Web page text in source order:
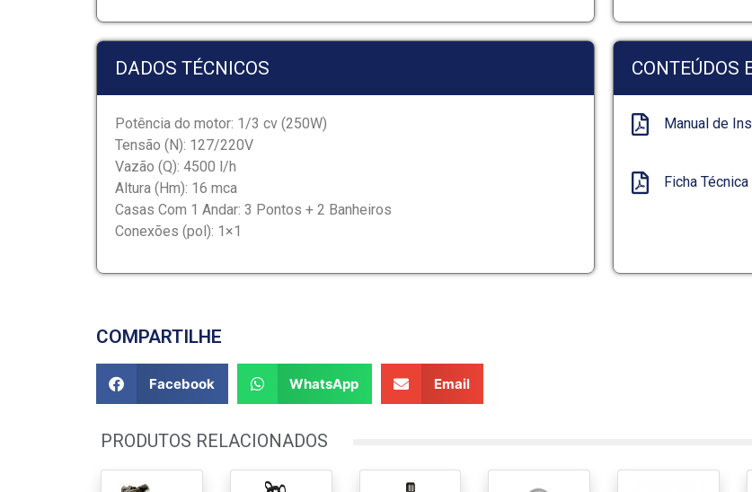
DADOS TÉCNICOS
Potência do motor: 1/3 cv (250W)
Tensão (N): 127/220V
Vazão (Q): 4500 l/h
Altura (Hm): 16 mca
Casas Com 1 Andar: 3 Pontos + 2 Banheiros
Conexões (pol): 1×1
CONTEÚDOS
Manual de
Ficha Técnica
COMPARTILHE
Facebook WhatsApp Email
PRODUTOS RELACIONADOS